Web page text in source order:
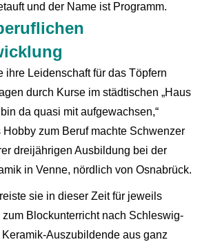
und der Name ist Programm.
ihre Leidenschaft für das Töpfern
durch Kurse im städtischen „Haus
bin da quasi mit aufgewachsen,“
Hobby zum Beruf machte Schwenzer
dreijährigen Ausbildung bei der
in Venne, nördlich von Osnabrück.
sie in dieser Zeit für jeweils
zum Blockunterricht nach Schleswig-
Auszubildende aus ganz